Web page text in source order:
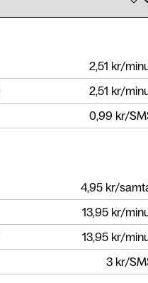
2,51 kr/
2,51 kr/
0,99 kr/
4,95 kr/
13,95 kr/
13,95 kr/
3 kr/